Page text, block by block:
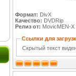
Формат: DivX
Качество: DVDRip
Релиз от: MovicMEN-X
Ссылки для
Скрытый текст